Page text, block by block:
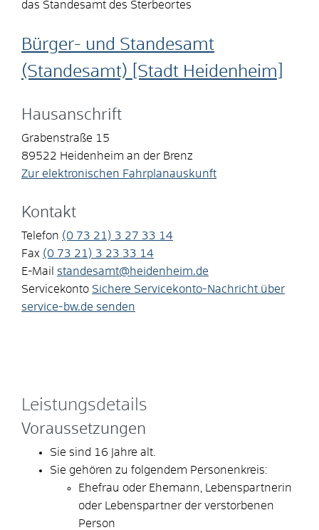
das Standesamt des Sterbeortes
Bürger- und Standesamt
(Standesamt) [Stadt Heidenheim]
Hausanschrift
Grabenstraße 15
89522 Heidenheim an der Brenz
Zur elektronischen Fahrplanauskunft
Kontakt
Telefon (0 73 21) 3 27 33 14
Fax (0 73 21) 3 23 33 14
E-Mail standesamt@heidenheim.de
Servicekonto Sichere Servicekonto-Nachricht über
service-bw.de senden
Leistungsdetails
Voraussetzungen
Sie sind 16 Jahre alt.
Sie gehören zu folgendem Personenkreis:
Ehefrau oder Ehemann, Lebenspartnerin
oder Lebenspartner der verstorbenen
Person